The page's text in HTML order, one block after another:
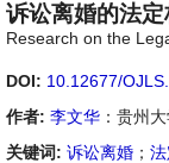
诉讼离婚的法
Research on the
DOI: 10.12677/
作者: 李文华 ：贵州
关键词: 诉讼离婚 ；